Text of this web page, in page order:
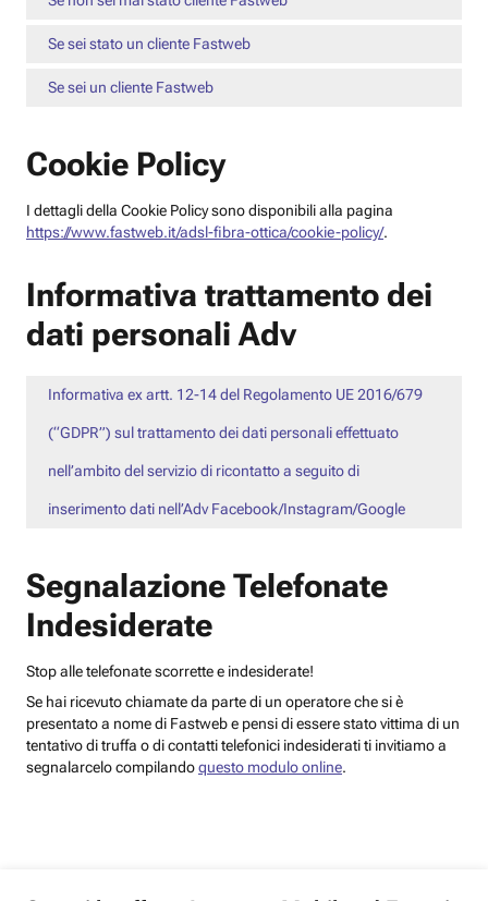
Se sei stato un cliente Fastweb
Se sei un cliente Fastweb
Cookie Policy
I dettagli della Cookie Policy sono disponibili alla pagina
https://www.fastweb.it/adsl-fibra-ottica/cookie-policy/.
Informativa trattamento dei
dati personali Adv
Informativa ex artt. 12-14 del Regolamento UE 2016/679
(“GDPR”) sul trattamento dei dati personali effettuato
nell’ambito del servizio di ricontatto a seguito di
inserimento dati nell’Adv Facebook/Instagram/Google
Segnalazione Telefonate
Indesiderate
Stop alle telefonate scorrette e indesiderate!
Se hai ricevuto chiamate da parte di un operatore che si è
presentato a nome di Fastweb e pensi di essere stato vittima di un
tentativo di truffa o di contatti telefonici indesiderati ti invitiamo a
segnalarcelo compilandoquesto modulo online.